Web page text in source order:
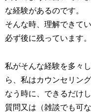
な経験があるのです。
そんな時、理解できて
必ず後に残っています。
私がそんな経験を多々
ら、私はカウンセリン
なう時に、できるだけ
質問又は（雑談でも可